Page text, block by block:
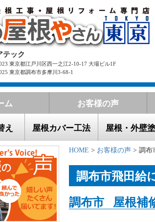
テック
東京都江戸川区西一之江2-10-17 大場ビル1F
東京都調布市多摩川3-68-1
ム お客様の声
え 屋根カバー工法 屋根・外壁
HOME > お客様の声 > 調布
調布市飛田給
調布市 屋根補